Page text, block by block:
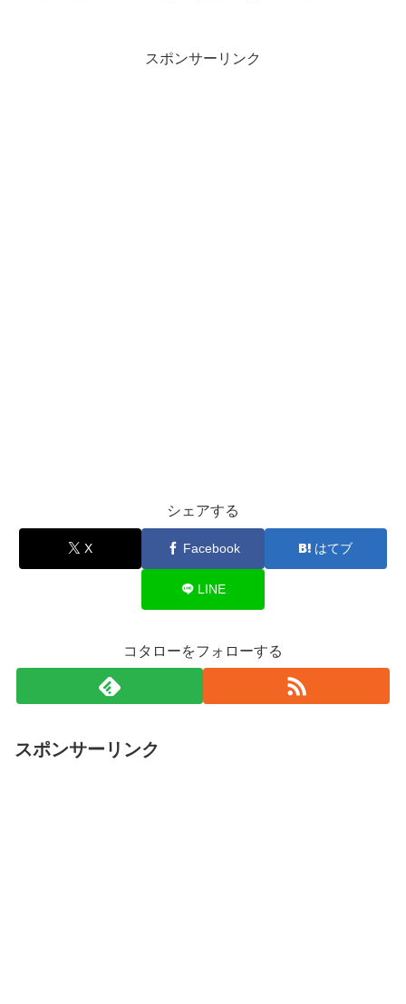
スポンサーリンク
シェアする
X Facebook はてブ
LINE
コタローをフォローする
スポンサーリンク